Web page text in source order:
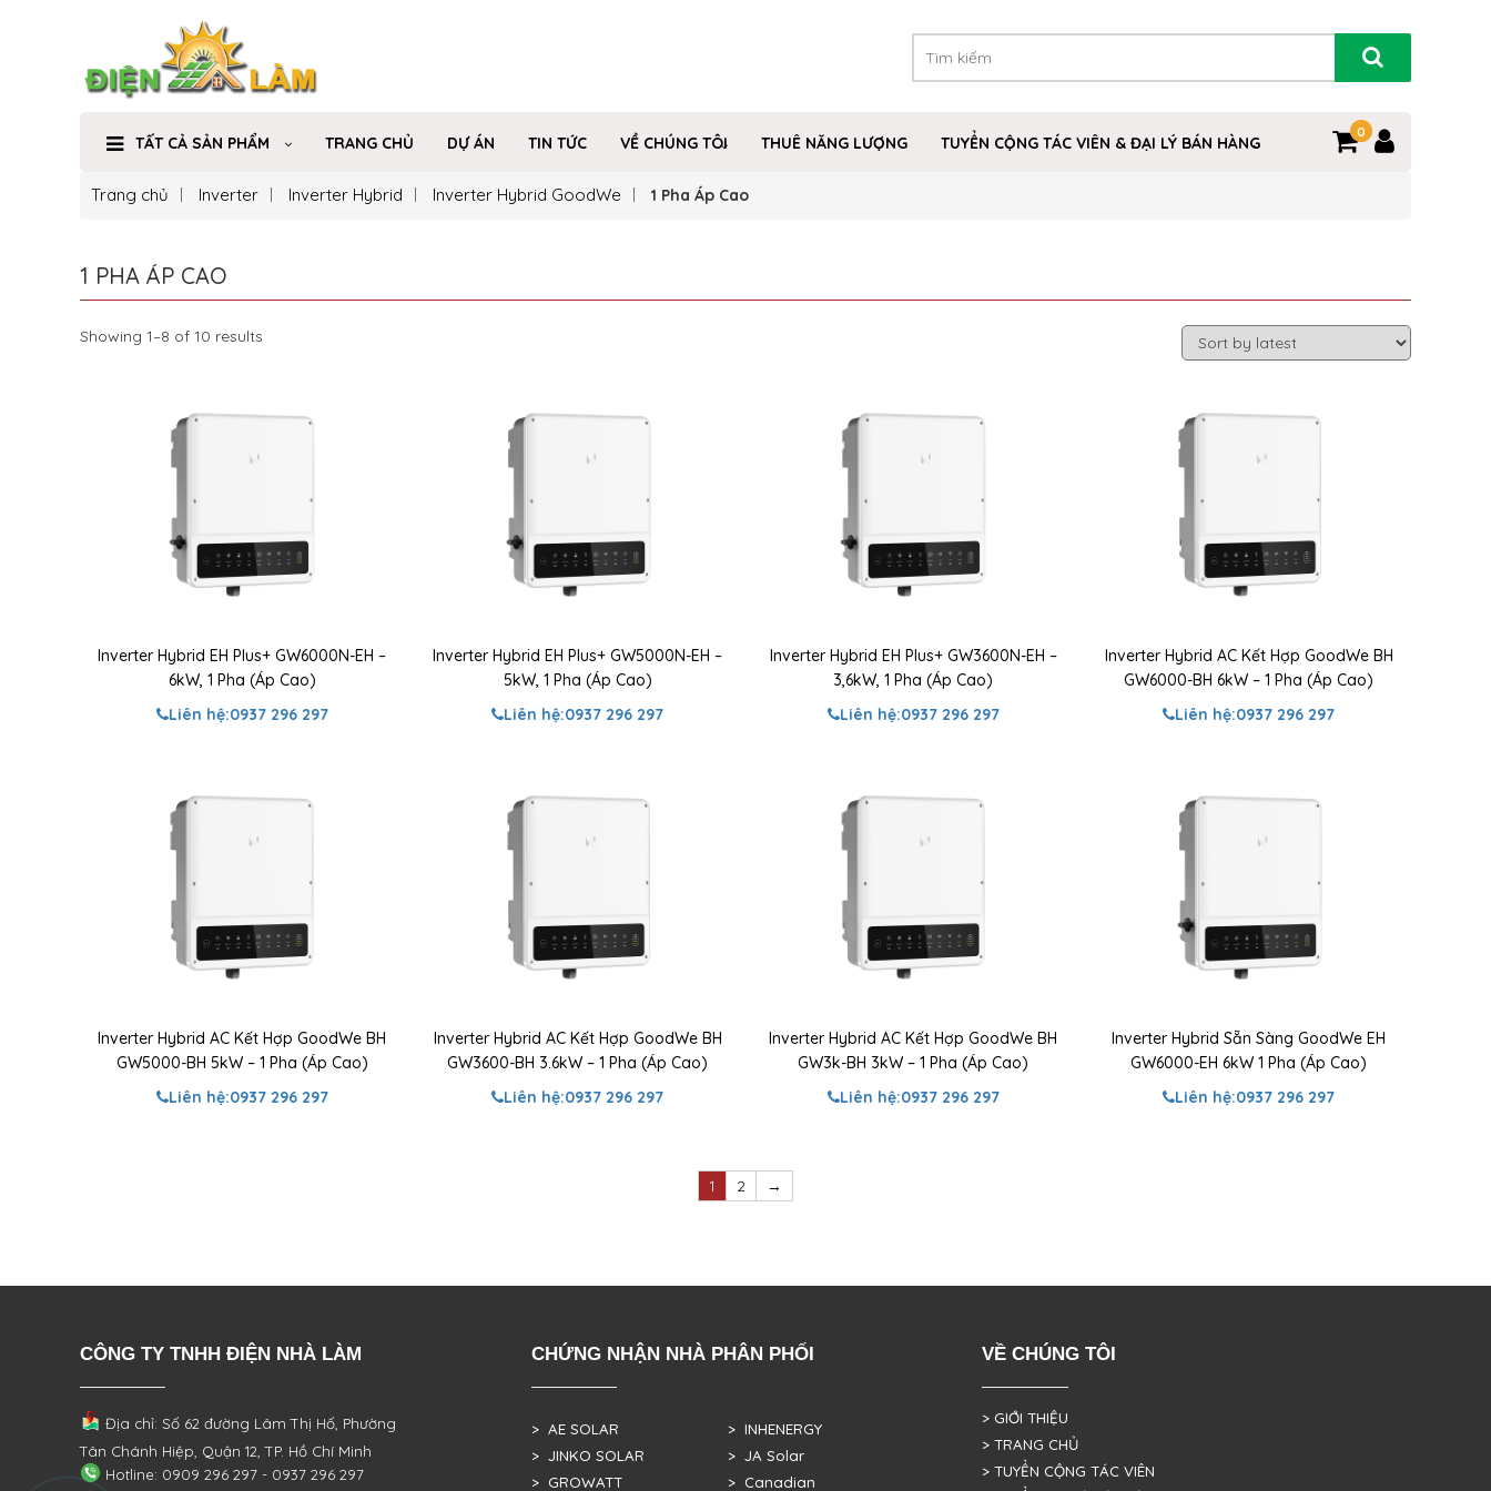
TẤT CẢ SẢN PHẨM TRANG CHỦ DỰ ÁN TIN TỨC VỀ CHÚNG TÔI THUÊ NĂNG LƯỢNG TUYỂN CỘNG TÁC VIÊN & ĐẠI LÝ BÁN HÀNG
0
0
Trang chủ Inverter Inverter Hybrid Inverter Hybrid GoodWe 1 Pha Áp Cao
1 PHA ÁP CAO
Showing 1–8 of 10 results
Inverter Hybrid EH Plus+ GW6000N-EH –
6kW, 1 Pha (Áp Cao)
Liên hệ:0937 296 297
Inverter Hybrid EH Plus+ GW5000N-EH –
5kW, 1 Pha (Áp Cao)
Liên hệ:0937 296 297
Inverter Hybrid EH Plus+ GW3600N-EH –
3,6kW, 1 Pha (Áp Cao)
Liên hệ:0937 296 297
Inverter Hybrid AC Kết Hợp GoodWe BH
GW6000-BH 6kW – 1 Pha (Áp Cao)
Liên hệ:0937 296 297
Inverter Hybrid AC Kết Hợp GoodWe BH
GW5000-BH 5kW – 1 Pha (Áp Cao)
Liên hệ:0937 296 297
Inverter Hybrid AC Kết Hợp GoodWe BH
GW3600-BH 3.6kW – 1 Pha (Áp Cao)
Liên hệ:0937 296 297
Inverter Hybrid AC Kết Hợp GoodWe BH
GW3k-BH 3kW – 1 Pha (Áp Cao)
Liên hệ:0937 296 297
Inverter Hybrid Sẵn Sàng GoodWe EH
GW6000-EH 6kW 1 Pha (Áp Cao)
Liên hệ:0937 296 297
1 2 →
CÔNG TY TNHH ĐIỆN NHÀ LÀM
Địa chỉ: Số 62 đường Lâm Thị Hố, Phường
Tân Chánh Hiệp, Quận 12, TP. Hồ Chí Minh
Hotline: 0909 296 297 - 0937 296 297
CHỨNG NHẬN NHÀ PHÂN PHỐI
> AE SOLAR
> JINKO SOLAR
> GROWATT
> INHENERGY
> JA Solar
> Canadian
VỀ CHÚNG TÔI
> GIỚI THIỆU
> TRANG CHỦ
> TUYỂN CỘNG TÁC VIÊN